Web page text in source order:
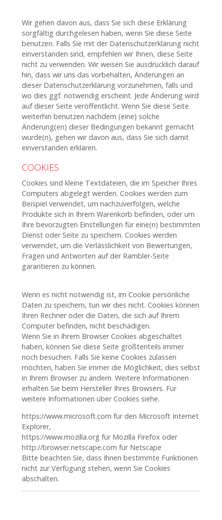
Wir gehen davon aus, dass Sie sich diese Erklärung
sorgfältig durchgelesen haben, wenn Sie diese Seite
benutzen. Falls Sie mit der Datenschutzerklärung nicht
einverstanden sind, empfehlen wir Ihnen, diese Seite
nicht zu verwenden. Wir weisen Sie ausdrücklich darauf
hin, dass wir uns das vorbehalten, Änderungen an
dieser Datenschutzerklärung vorzunehmen, falls und
wo dies ggf. notwendig erscheint. Jede Änderung wird
auf dieser Seite veröffentlicht. Wenn Sie diese Seite
weiterhin benutzen nachdem (eine) solche
Änderung(en) dieser Bedingungen bekannt gemacht
wurde(n), gehen wir davon aus, dass Sie sich damit
einverstanden erklären.
COOKIES
Cookies sind kleine Textdateien, die im Speicher Ihres
Computers abgelegt werden. Cookies werden zum
Beispiel verwendet, um nachzuverfolgen, welche
Produkte sich in Ihrem Warenkorb befinden, oder um
Ihre bevorzugten Einstellungen für eine(n) bestimmten
Dienst oder Seite zu speichern. Cookies werden
verwendet, um die Verlässlichkeit von Bewertungen,
Fragen und Antworten auf der Rambler-Seite
garantieren zu können.
Wenn es nicht notwendig ist, im Cookie persönliche
Daten zu speichern, tun wir dies nicht. Cookies können
Ihren Rechner oder die Daten, die sich auf Ihrem
Computer befinden, nicht beschädigen.
Wenn Sie in Ihrem Browser Cookies abgeschaltet
haben, können Sie diese Seite größtenteils immer
noch besuchen. Falls Sie keine Cookies zulassen
möchten, haben Sie immer die Möglichkeit, dies selbst
in Ihrem Browser zu ändern. Weitere Informationen
erhalten Sie beim Hersteller Ihres Browsers. Für
weitere Informationen über Cookies siehe.
https://www.microsoft.com für den Microsoft Internet
Explorer,
https://www.mozilla.org für Mozilla Firefox oder
http://browser.netscape.com für Netscape
Bitte beachten Sie, dass Ihnen bestimmte Funktionen
nicht zur Verfügung stehen, wenn Sie Cookies
abschalten.